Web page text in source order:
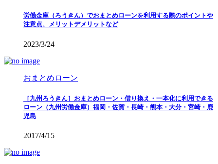
労働金庫（ろうきん）でおまとめローンを利用する際のポイントや
注意点、メリットデメリットなど
2023/3/24
おまとめローン
［九州ろうきん］おまとめローン・借り換え・一本化に利用できる
ローン（九州労働金庫）福岡・佐賀・長崎・熊本・大分・宮崎・鹿
児島
2017/4/15